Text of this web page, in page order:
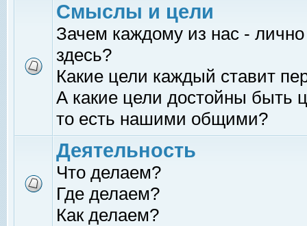
Смыслы и цели
Зачем каждому из нас -
здесь?
Какие цели каждый ставит
А какие цели достойны быть
то есть нашими общими?
Деятельность
Что делаем?
Где делаем?
Как делаем?